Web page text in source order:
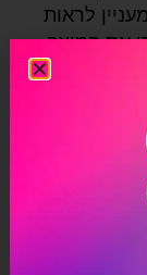
לראות
את המוצר